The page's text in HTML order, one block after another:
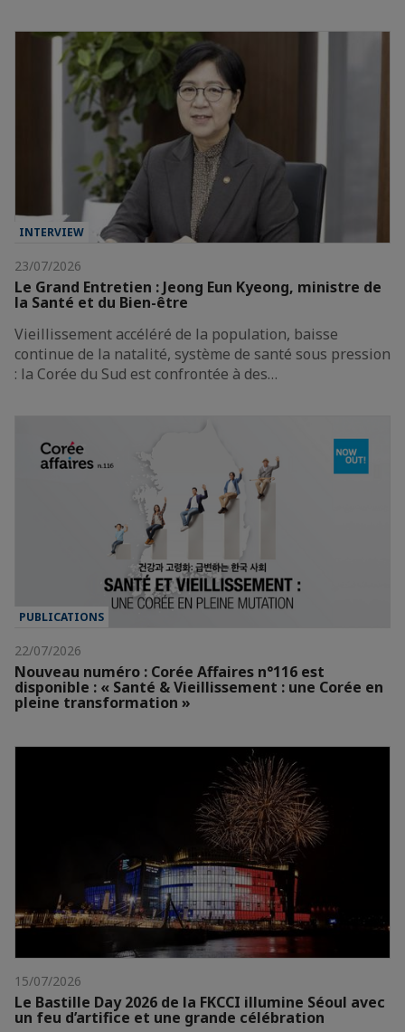
INTERVIEW
23/07/2026
Le Grand Entretien : Jeong Eun Kyeong, ministre de
la Santé et du Bien-être
Vieillissement accéléré de la population, baisse
continue de la natalité, système de santé sous pression
: la Corée du Sud est confrontée à des…
PUBLICATIONS
22/07/2026
Nouveau numéro : Corée Affaires n°116 est
disponible : « Santé & Vieillissement : une Corée en
pleine transformation »
15/07/2026
Le Bastille Day 2026 de la FKCCI illumine Séoul avec
un feu d’artifice et une grande célébration